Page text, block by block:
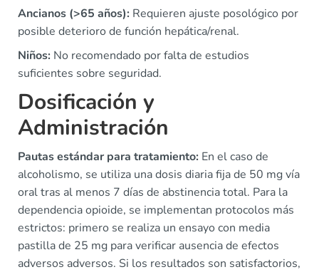
Ancianos (>65 años): Requieren ajuste posológico por
posible deterioro de función hepática/renal.
Niños: No recomendado por falta de estudios
suficientes sobre seguridad.
Dosificación y
Administración
Pautas estándar para tratamiento: En el caso de
alcoholismo, se utiliza una dosis diaria fija de 50 mg vía
oral tras al menos 7 días de abstinencia total. Para la
dependencia opioide, se implementan protocolos más
estrictos: primero se realiza un ensayo con media
pastilla de 25 mg para verificar ausencia de efectos
adversos adversos. Si los resultados son satisfactorios,